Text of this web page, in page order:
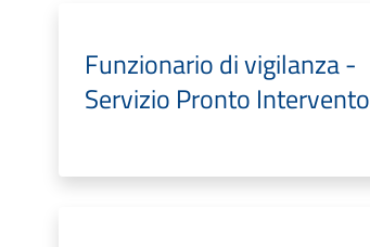
Funzionario di vigilanza -
Servizio Pronto Intervento